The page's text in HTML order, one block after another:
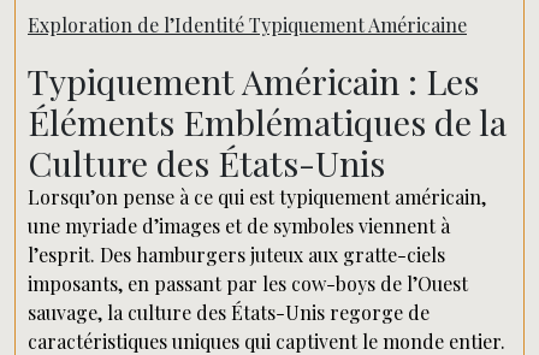
Exploration de l’Identité Typiquement Américaine
Typiquement Américain : Les
Éléments Emblématiques de la
Culture des États-Unis
Lorsqu’on pense à ce qui est typiquement américain,
une myriade d’images et de symboles viennent à
l’esprit. Des hamburgers juteux aux gratte-ciels
imposants, en passant par les cow-boys de l’Ouest
sauvage, la culture des États-Unis regorge de
caractéristiques uniques qui captivent le monde entier.